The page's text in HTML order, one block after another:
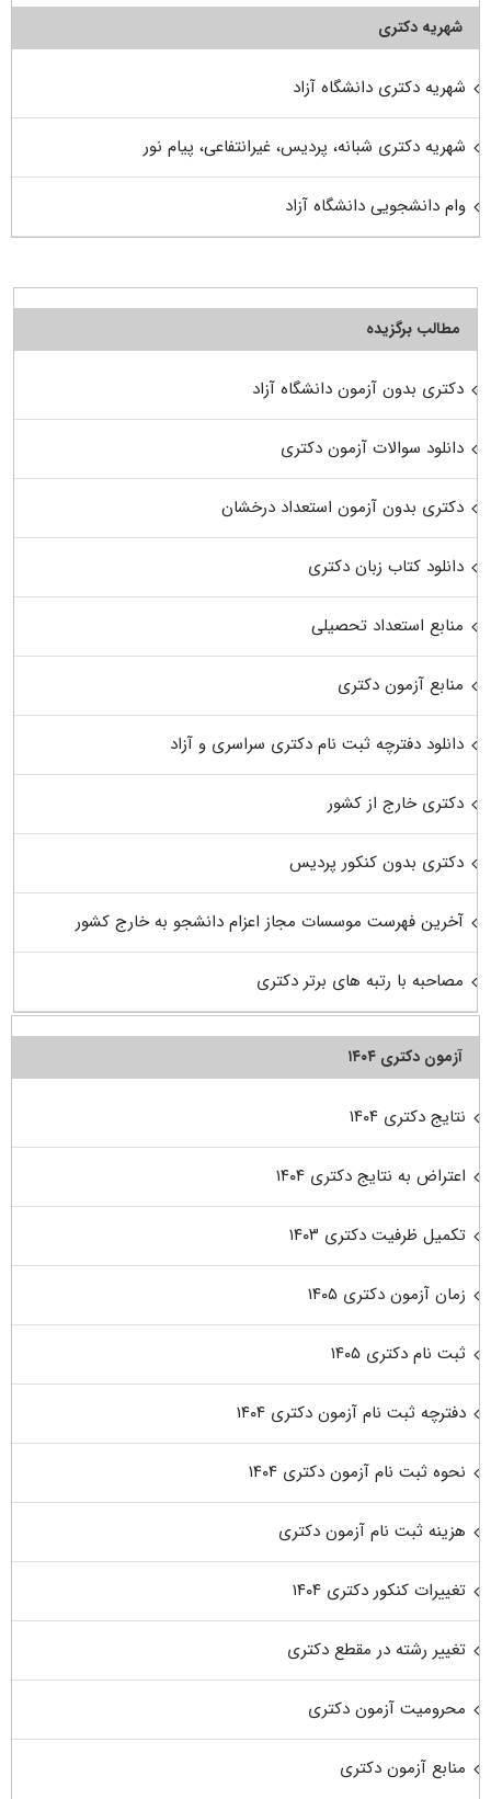
شهریه دکتری
شهریه دکتری دانشگاه آزاد
شهریه دکتری شبانه، پردیس، غیرانتفاعی، پیام نور
وام دانشجویی دانشگاه آزاد
مطالب برگزیده
دکتری بدون آزمون دانشگاه آزاد
دانلود سوالات آزمون دکتری
دکتری بدون آزمون استعداد درخشان
دانلود کتاب زبان دکتری
منابع استعداد تحصیلی
منابع آزمون دکتری
دانلود دفترچه ثبت نام دکتری سراسری و آزاد
دکتری خارج از کشور
دکتری بدون کنکور پردیس
آخرین فهرست موسسات مجاز اعزام دانشجو به خارج کشور
مصاحبه با رتبه های برتر دکتری
آزمون دکتری ۱۴۰۴
نتایج دکتری ۱۴۰۴
اعتراض به نتایج دکتری ۱۴۰۴
تکمیل ظرفیت دکتری ۱۴۰۳
زمان آزمون دکتری ۱۴۰۵
ثبت نام دکتری ۱۴۰۵
دفترچه ثبت نام آزمون دکتری ۱۴۰۴
نحوه ثبت نام آزمون دکتری ۱۴۰۴
هزینه ثبت نام آزمون دکتری
تغییرات کنکور دکتری ۱۴۰۴
تغییر رشته در مقطع دکتری
محرومیت آزمون دکتری
منابع آزمون دکتری